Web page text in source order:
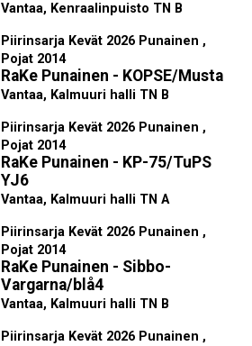
Vantaa, Kenraalinpuisto TN B
Piirinsarja Kevät 2026 Punainen ,
Pojat 2014
RaKe Punainen - KOPSE/Musta
Vantaa, Kalmuuri halli TN B
Piirinsarja Kevät 2026 Punainen ,
Pojat 2014
RaKe Punainen - KP-75/TuPS
YJ6
Vantaa, Kalmuuri halli TN A
Piirinsarja Kevät 2026 Punainen ,
Pojat 2014
RaKe Punainen - Sibbo-
Vargarna/blå4
Vantaa, Kalmuuri halli TN B
Piirinsarja Kevät 2026 Punainen ,